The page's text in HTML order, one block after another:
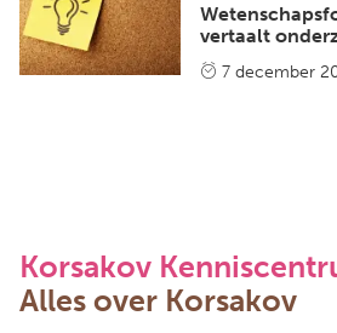
vertaalt
7 december
Korsakov
Alles over Korsakov